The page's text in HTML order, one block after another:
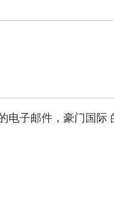
电子邮件，豪门国际